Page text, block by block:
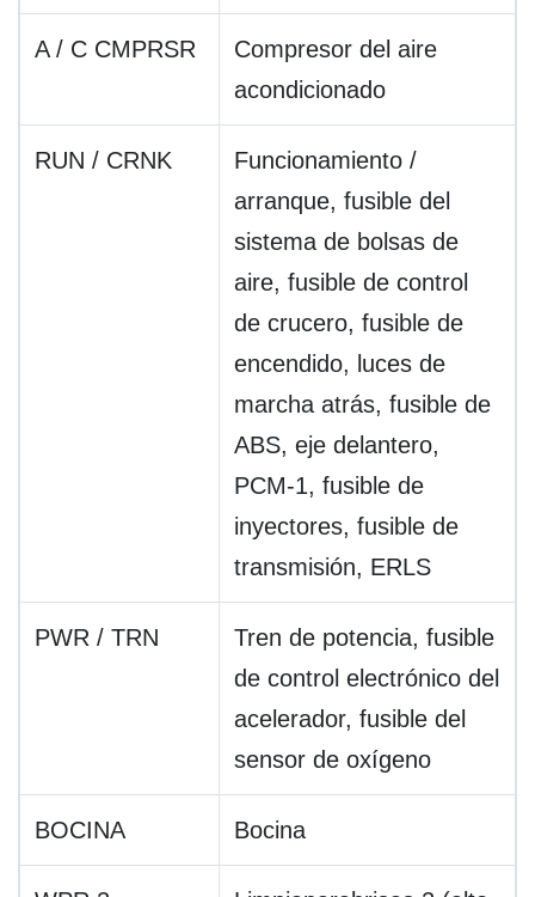
A / C CMPRSR
Compresor del aire
acondicionado
RUN / CRNK
Funcionamiento /
arranque, fusible del
sistema de bolsas de
aire, fusible de control
de crucero, fusible de
encendido, luces de
marcha atrás, fusible de
ABS, eje delantero,
PCM-1, fusible de
inyectores, fusible de
transmisión, ERLS
PWR / TRN
Tren de potencia, fusible
de control electrónico del
acelerador, fusible del
sensor de oxígeno
BOCINA Bocina